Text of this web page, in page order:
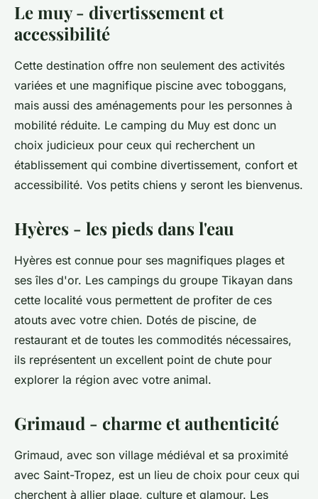
Le muy - divertissement et
accessibilité
Cette destination offre non seulement des activités
variées et une magnifique piscine avec toboggans,
mais aussi des aménagements pour les personnes à
mobilité réduite. Le camping du Muy est donc un
choix judicieux pour ceux qui recherchent un
établissement qui combine divertissement, confort et
accessibilité. Vos petits chiens y seront les bienvenus.
Hyères - les pieds dans l'eau
Hyères est connue pour ses magnifiques plages et
ses îles d'or. Les campings du groupe Tikayan dans
cette localité vous permettent de profiter de ces
atouts avec votre chien. Dotés de piscine, de
restaurant et de toutes les commodités nécessaires,
ils représentent un excellent point de chute pour
explorer la région avec votre animal.
Grimaud - charme et authenticité
Grimaud, avec son village médiéval et sa proximité
avec Saint-Tropez, est un lieu de choix pour ceux qui
cherchent à allier plage, culture et glamour. Les